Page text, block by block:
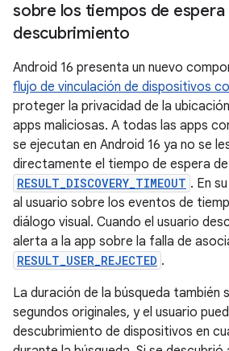
sobre los tiempos de espera
descubrimiento
Android 16 presenta un nuevo
flujo de vinculación de dispositivos
proteger la privacidad de la
apps maliciosas. A todas las apps
se ejecutan en Android 16 ya no se
directamente el tiempo de espera
RESULT_DISCOVERY_TIMEOUT . En
al usuario sobre los eventos de
diálogo visual. Cuando el usuario
alerta a la app sobre la falla de
RESULT_USER_REJECTED .
La duración de la búsqueda también
segundos originales, y el usuario
descubrimiento de dispositivos en